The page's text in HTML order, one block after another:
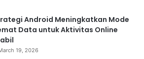
Android Meningkatkan Mode
Data untuk Aktivitas Online
19, 2026